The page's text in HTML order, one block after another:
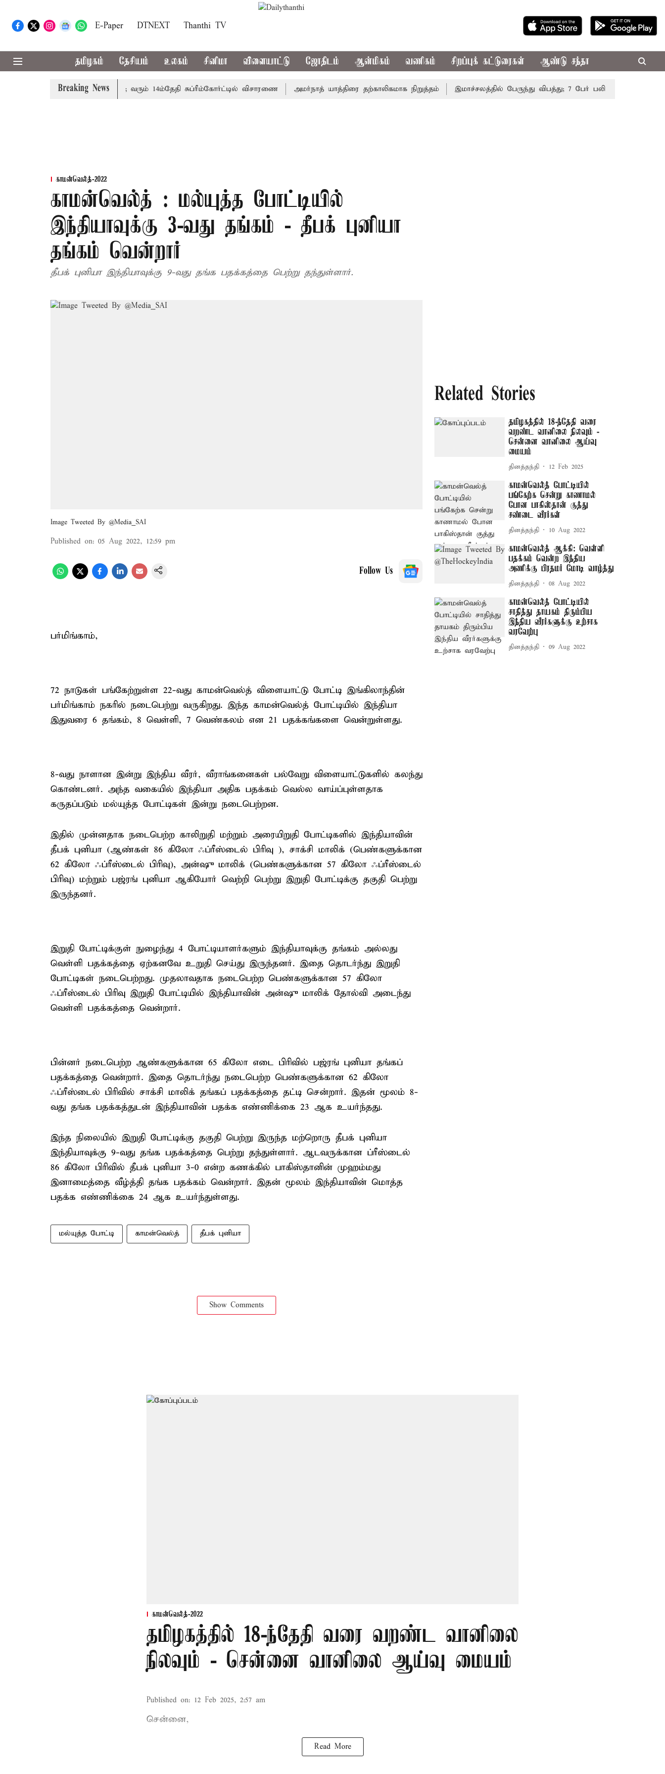
E-Paper DTNEXT Thanthi TV
தமிழகம் தேசியம் உலகம் சினிமா விளையாட்டு ஜோதிடம் ஆன்மிகம் வணிகம் சிறப்புக் கட்டுரைகள் ஆண்டு சந்தா
Breaking News
அரசுப்பணி வழக்கு; வரும் 14ம்தேதி சுப்ரீம்கோர்ட்டில் விசாரணை அமர்நாத் யாத்திரை தற்காலிகமாக நிறுத்தம் இமாச்சலத்தில் பேருந்து விபத்து; 7 பேர் பலி - பிரதமர் மோடி
காமன்வெல்த்-2022
காமன்வெல்த் : மல்யுத்த போட்டியில்
இந்தியாவுக்கு 3-வது தங்கம் - தீபக் புனியா
தங்கம் வென்றார்
தீபக் புனியா இந்தியாவுக்கு 9-வது தங்க பதக்கத்தை பெற்று தந்துள்ளார்.
Image Tweeted By @Media_SAI
Published on: 05 Aug 2022, 12:59 pm
Follow Us
பர்மிங்காம்,
72 நாடுகள் பங்கேற்றுள்ள 22-வது காமன்வெல்த் விளையாட்டு போட்டி இங்கிலாந்தின்
பர்மிங்காம் நகரில் நடைபெற்று வருகிறது. இந்த காமன்வெல்த் போட்டியில் இந்தியா
இதுவரை 6 தங்கம், 8 வெள்ளி, 7 வெண்கலம் என 21 பதக்கங்களை வென்றுள்ளது.
8-வது நாளான இன்று இந்திய வீரர், வீராங்கனைகள் பல்வேறு விளையாட்டுகளில் கலந்து
கொண்டனர். அந்த வகையில் இந்தியா அதிக பதக்கம் வெல்ல வாய்ப்புள்ளதாக
கருதப்படும் மல்யுத்த போட்டிகள் இன்று நடைபெற்றன.
இதில் முன்னதாக நடைபெற்ற காலிறுதி மற்றும் அரையிறுதி போட்டிகளில் இந்தியாவின்
தீபக் புனியா (ஆண்கள் 86 கிலோ ஃப்ரீஸ்டைல் பிரிவு ), சாக்சி மாலிக் (பெண்களுக்கான
62 கிலோ ஃப்ரீஸ்டைல் பிரிவு), அன்ஷு மாலிக் (பெண்களுக்கான 57 கிலோ ஃப்ரீஸ்டைல்
பிரிவு) மற்றும் பஜ்ரங் புனியா ஆகியோர் வெற்றி பெற்று இறுதி போட்டிக்கு தகுதி பெற்று
இருந்தனர்.
இறுதி போட்டிக்குள் நுழைந்து 4 போட்டியாளர்களும் இந்தியாவுக்கு தங்கம் அல்லது
வெள்ளி பதக்கத்தை ஏற்கனவே உறுதி செய்து இருந்தனர். இதை தொடர்ந்து இறுதி
போட்டிகள் நடைபெற்றது. முதலாவதாக நடைபெற்ற பெண்களுக்கான 57 கிலோ
ஃப்ரீஸ்டைல் பிரிவு இறுதி போட்டியில் இந்தியாவின் அன்ஷு மாலிக் தோல்வி அடைந்து
வெள்ளி பதக்கத்தை வென்றார்.
பின்னர் நடைபெற்ற ஆண்களுக்கான 65 கிலோ எடை பிரிவில் பஜ்ரங் புனியா தங்கப்
பதக்கத்தை வென்றார். இதை தொடர்ந்து நடைபெற்ற பெண்களுக்கான 62 கிலோ
ஃப்ரீஸ்டைல் பிரிவில் சாக்சி மாலிக் தங்கப் பதக்கத்தை தட்டி சென்றார். இதன் மூலம் 8-
வது தங்க பதக்கத்துடன் இந்தியாவின் பதக்க எண்ணிக்கை 23 ஆக உயர்ந்தது.
இந்த நிலையில் இறுதி போட்டிக்கு தகுதி பெற்று இருந்த மற்றொரு தீபக் புனியா
இந்தியாவுக்கு 9-வது தங்க பதக்கத்தை பெற்று தந்துள்ளார். ஆடவருக்கான ப்ரீஸ்டைல்
86 கிலோ பிரிவில் தீபக் புனியா 3-0 என்ற கணக்கில் பாகிஸ்தானின் முஹம்மது
இனாமைத்தை வீழ்த்தி தங்க பதக்கம் வென்றார். இதன் மூலம் இந்தியாவின் மொத்த
பதக்க எண்ணிக்கை 24 ஆக உயர்ந்துள்ளது.
மல்யுத்த போட்டி காமன்வெல்த் தீபக் புனியா
Show Comments
Related Stories
தமிழகத்தில் 18-ந்தேதி வரை
வறண்ட வானிலை நிலவும் -
சென்னை வானிலை ஆய்வு
மையம்
தினத்தந்தி 12 Feb 2025
காமன்வெல்த் போட்டியில்
பங்கேற்க சென்று காணாமல்
போன பாகிஸ்தான் குத்து
சண்டை வீரர்கள்
தினத்தந்தி 10 Aug 2022
காமன்வெல்த் ஆக்கி: வெள்ளி
பதக்கம் வென்ற இந்திய
அணிக்கு பிரதமர் மோடி வாழ்த்து
தினத்தந்தி 08 Aug 2022
காமன்வெல்த் போட்டியில்
சாதித்து தாயகம் திரும்பிய
இந்திய வீரர்களுக்கு உற்சாக
வரவேற்பு
தினத்தந்தி 09 Aug 2022
காமன்வெல்த்-2022
தமிழகத்தில் 18-ந்தேதி வரை வறண்ட வானிலை
நிலவும் - சென்னை வானிலை ஆய்வு மையம்
Published on: 12 Feb 2025, 2:57 am
சென்னை,
Read More